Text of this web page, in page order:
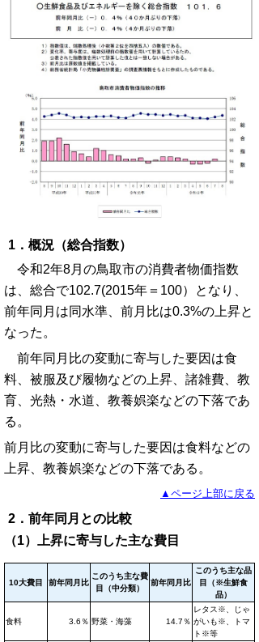
1．概況（総合指数）
令和2年8月の鳥取市の消費者物価指数
は、総合で102.7(2015年＝100）となり、
前年同月は同水準、前月比は0.3%の上昇と
なった。
前年同月比の変動に寄与した要因は食
料、被服及び履物などの上昇、諸雑費、教
育、光熱・水道、教養娯楽などの下落であ
る。
前月比の変動に寄与した要因は食料などの
上昇、教養娯楽などの下落である。
▲ページ上部に戻る
2．前年同月との比較
（1）上昇に寄与した主な費目
10大費目 前年同月比
このうち主な費
目（中分類）
前年同月比
このうち主な品
目（※生鮮食
品）
食料 3.6％ 野菜・海藻 14.7％
レタス※、じゃ
がいも※、トマ
ト※等